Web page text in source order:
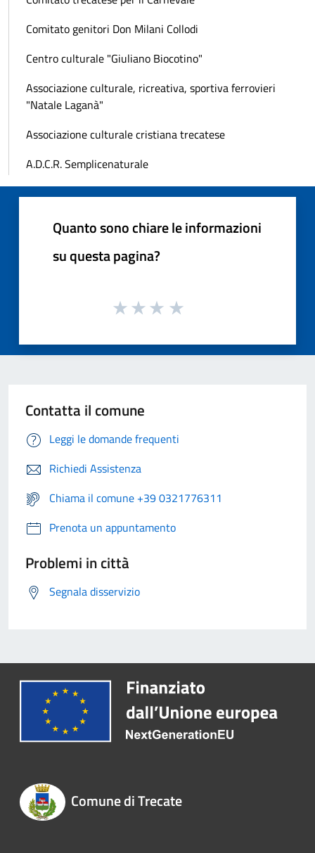
Comitato genitori Don Milani Collodi
Centro culturale "Giuliano Biocotino"
Associazione culturale, ricreativa, sportiva ferrovieri
"Natale Laganà"
Associazione culturale cristiana trecatese
A.D.C.R. Semplicenaturale
Quanto sono chiare le informazioni
su questa pagina?
Contatta il comune
Leggi le domande frequenti
Richiedi Assistenza
Chiama il comune +39 0321776311
Prenota un appuntamento
Problemi in città
Segnala disservizio
Comune di Trecate